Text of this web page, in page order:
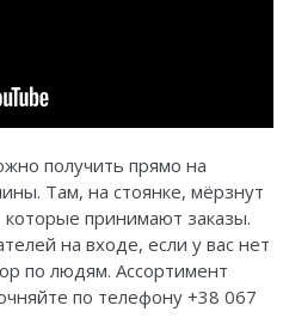
получить прямо на
Там, на стоянке, мёрзнут
принимают заказы.
на входе, если у вас нет
по людям. Ассортимент
по телефону +38 067